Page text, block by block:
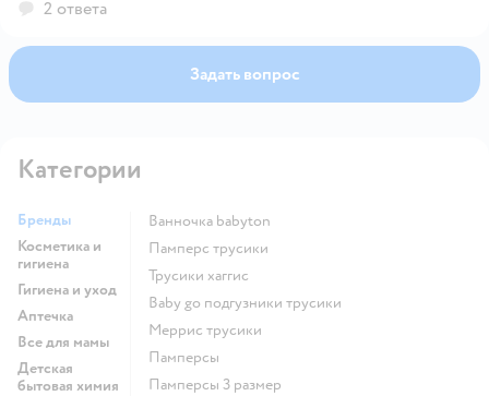
работаем в будние дни с понедельника по пятницу с
2 ответа
Задать вопрос
Категории
Бренды
Косметика и
гигиена
Гигиена и уход
Аптечка
Все для мамы
Детская
бытовая химия
ванночка babyton
памперс трусики
трусики хаггис
baby go подгузники трусики
меррис трусики
памперсы
памперсы 3 размер